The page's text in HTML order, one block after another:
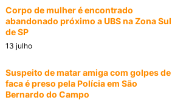
Corpo de mulher é encontrado
abandonado próximo a UBS na Zona Sul
de SP
13 julho
Suspeito de matar amiga com golpes de
faca é preso pela Polícia em São
Bernardo do Campo